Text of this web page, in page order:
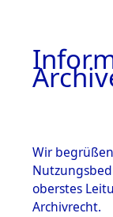
Wir
oberstes
Archivrecht.